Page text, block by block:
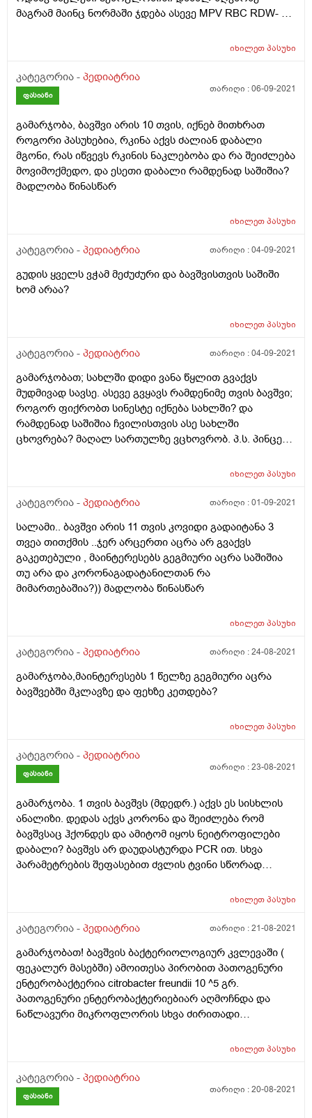
მაგრამ მაინც ნორმაში ჯდება ასევე MPV RBC RDW- CV
ფიზიოლორიურად გამვითარება ნორმალური მაგრამ
ჩამავალი მზის სინდრომი მგონი ასე ეძახიან და აქვს
ალერგია, ჭამსა ულაქტოზო ნუტრილონს რომელიც
თურმე მაინც შეიცავს მცირე რაოდენობით ლაქტოზას
და განავალი ჰქონდა მუქი მწვანე ასევე ამოქაფება
ღებინება შეგვიცვალა კვებაც და გადავედით ჰუმანა ეს
ელზე რომელიც კარგად მიიღო ბავშვმა მაინტერესებს
როგორ შეაფასებთ ბავშვის მდგომარეობას და კიდევ
ერთი შეკითხვა მაქვს ბავშვი სამ თვემდე იყო
ოფლიამობა განსალუთრებით ძილის დროს
ტემპერატურა ოთახში ნორმალურია აცვია
ადექვატურად სიცხეს ვუზიმავ არ აქვს. მაგრამ თავი
ისველდება საშინლად ძილიდან ყვირილითაც
გაუღვიძია თითქოს შეშინებულია რაღაცით. და ბეჭები
ზოგად მდგომარეობაზე ბავშვის იქნებ შეაფასოთ რა
ანალიზში ასეთ პასუხებს პედიატრი მეუბნება რომ
გამოწვეული სისხლში ცვლილებები ინფექცია და
ვირუსი გამორიცხა რადგან სხვა ყველფერი ნორმაშია
იხილეთპასუხი
კატეგორია - პედიატრია
ფასიანი
თარიღი :06-09-2021
გამარჯობა, ბავშვი არის 10 თვის, იქნებ მითხრათ
როგორი პასუხებია, რკინა აქვს ძალიან დაბალი
მგონი, რას იწვევს რკინის ნაკლებობა და რა შეიძლება
მოვიმოქმედო, და ესეთი დაბალი რამდენად საშიშია?
მადლობა წინასწარ
იხილეთპასუხი
კატეგორია - პედიატრია თარიღი :04-09-2021
გუდის ყველს ვჭამ მეძუძური და ბავშვისთვის საშიში
ხომ არაა?
იხილეთპასუხი
კატეგორია - პედიატრია თარიღი :04-09-2021
გამარჯობათ; სახლში დიდი ვანა წყლით გვაქვს
მუდმივად სავსე. ასევე გვყავს რამდენიმე თვის ბავშვი;
როგორ ფიქრობთ სინესტე იქნება სახლში? და
რამდენად საშიშია ჩვილისთვის ასე სახლში
ცხოვრება? მაღალ სართულზე ვცხოვრობ. პ.ს. პინცეტი
იხილეთპასუხი
კატეგორია - პედიატრია თარიღი :01-09-2021
სალამი.. ბავშვი არის 11 თვის კოვიდი გადაიტანა 3
თვეა თითქმის ..ჯერ არცერთი აცრა არ გვაქვს
გაკეთებული , მაინტერესებს გეგმიური აცრა საშიშია
თუ არა და კორონაგადატანილთან რა
მიმართებაშია?)) მადლობა წინასწარ
იხილეთპასუხი
კატეგორია - პედიატრია თარიღი :24-08-2021
გამარჯობა,მაინტერესებს 1 წელზე გეგმიური აცრა
ბავშვებში მკლავზე და ფეხზე კეთდება?
იხილეთპასუხი
კატეგორია - პედიატრია
ფასიანი
თარიღი :23-08-2021
გამარჯობა. 1 თვის ბავშვს (მდედრ.) აქვს ეს სისხლის
ანალიზი. დედას აქვს კორონა და შეიძლება რომ
ბავშვსაც ჰქონდეს და ამიტომ იყოს ნეიტროფილები
დაბალი? ბავშვს არ დაუდასტურდა PCR ით. სხვა
პარამეტრების შეფასებით ძვლის ტვინი სწორად
პარამეტრი ნახოთ იქნებ რამენაირად შეიძლებოდეს
თუ ნორმალურად აქვს ნაწარმოები. მადლობა! აქვე,
საშარდე გზის ინფექციის გამო (დაბადებიდან 3 დღე),
დედა იყო 1 კვირა ცეფრიაქსონის ჯგუფის
ანტიბიოტიკზე. ეს ხომ არ გამოიწვევდა ბავშვის ძვლის
ტვინზე რამე პრობლემას?? დაბადებიდან გასულია 1
თვე.
იხილეთპასუხი
კატეგორია - პედიატრია თარიღი :21-08-2021
გამარჯობათ! ბავშვის ბაქტერიოლოგიურ კვლევაში (
ფეკალურ მასებში) ამოითესა პირობით პათოგენური
ენტერობაქტერია citrobacter freundii 10 ^5 გრ.
პათოგენური ენტერობაქტერიებიარ აღმოჩნდა და
ნაწლავური მიკროფლორის სხვა ძირითადი
იხილეთპასუხი
კატეგორია - პედიატრია
ფასიანი
თარიღი :20-08-2021